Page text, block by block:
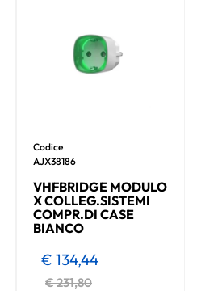
Codice
AJX38186
VHFBRIDGE MODULO
X COLLEG.SISTEMI
COMPR.DI CASE
BIANCO
€ 231,80
€ 134,44